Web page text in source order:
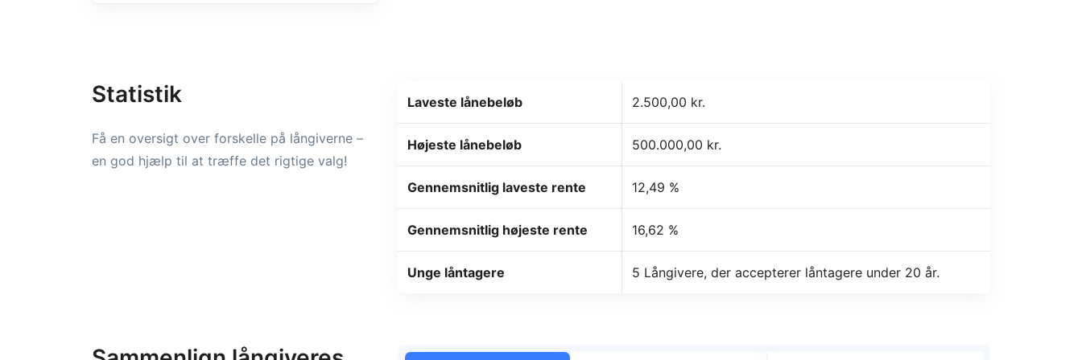
Statistik
Få en oversigt over forskelle på långiverne –
en god hjælp til at træffe det rigtige valg!
Laveste lånebeløb 2.500,00 kr.
Højeste lånebeløb 500.000,00 kr.
Gennemsnitlig laveste rente 12,49 %
Gennemsnitlig højeste rente 16,62 %
Unge låntagere 5 Långivere, der accepterer låntagere under 20 år.